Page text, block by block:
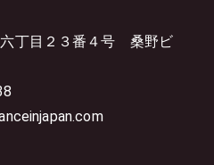
丁目２３番４号 桑野ビ